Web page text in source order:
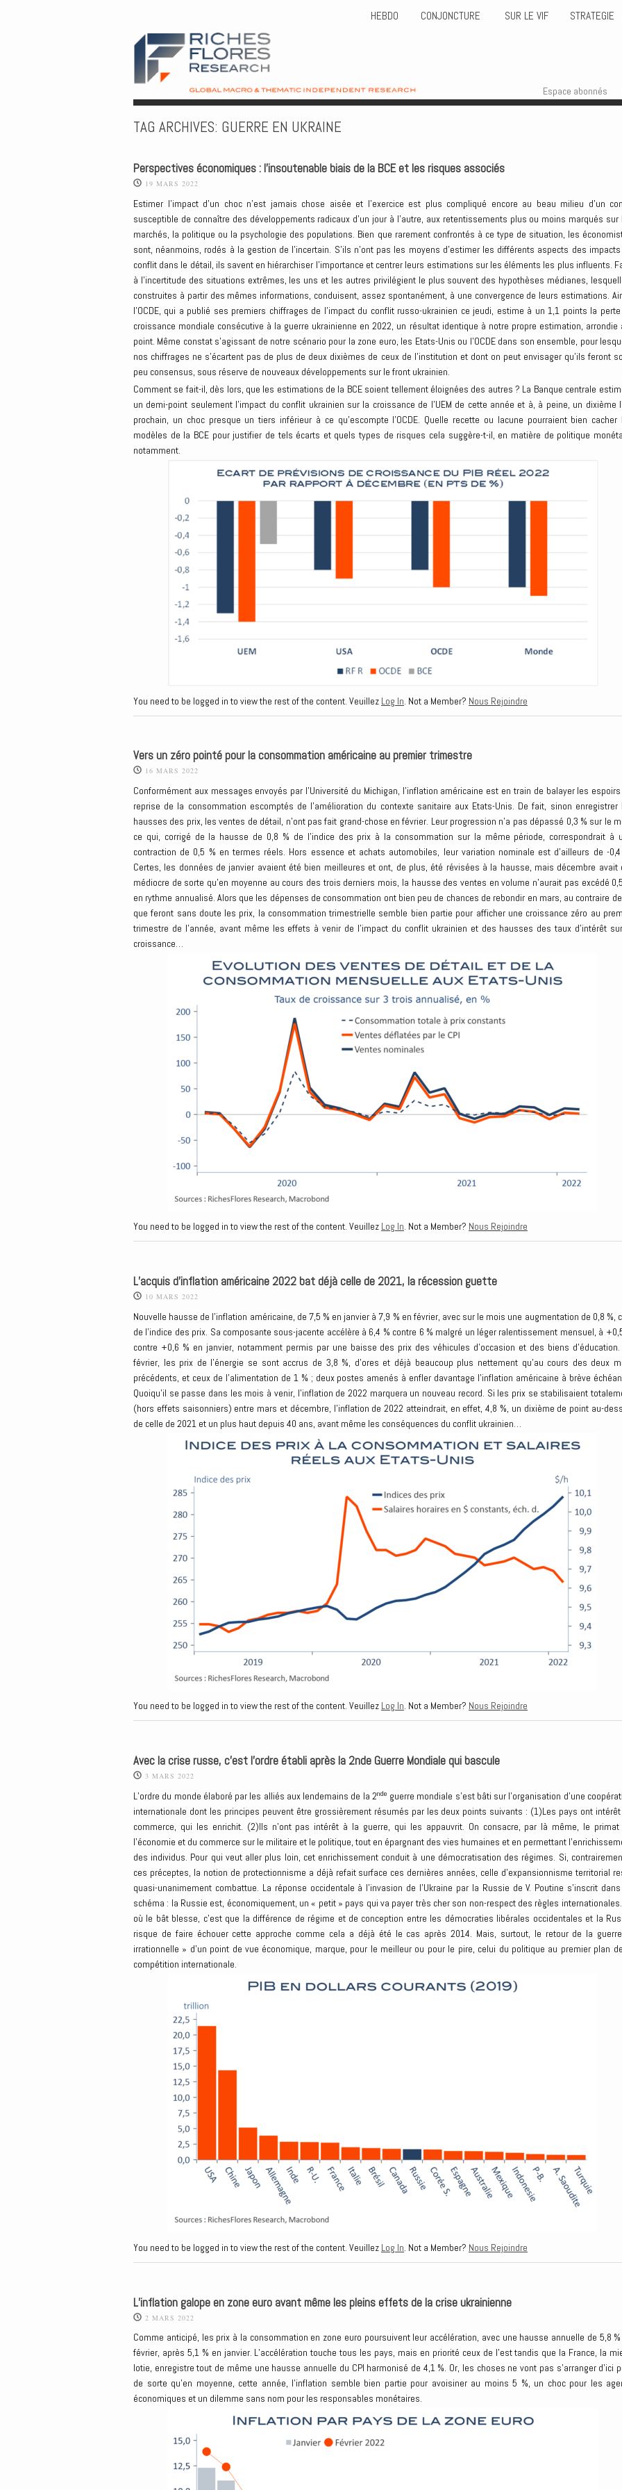
HEBDO CONJONCTURE SUR LE VIF STRATEGIE
Menu
Skip to content
Espace abonnés
TAG ARCHIVES: GUERRE EN UKRAINE
Perspectives économiques : l’insoutenable biais de la BCE et les risques associés
19 MARS 2022
Estimer l’impact d’un choc n’est jamais chose aisée et l’exercice est plus compliqué encore au beau milieu d’un
susceptible de connaître des développements radicaux d’un jour à l’autre, aux retentissements plus ou moins marqués sur
marchés, la politique ou la psychologie des populations. Bien que rarement confrontés à ce type de situation, les
sont, néanmoins, rodés à la gestion de l’incertain. S’ils n’ont pas les moyens d’estimer les différents aspects des
conflit dans le détail, ils savent en hiérarchiser l’importance et centrer leurs estimations sur les éléments les plus influents.
à l’incertitude des situations extrêmes, les uns et les autres privilégient le plus souvent des hypothèses médianes,
construites à partir des mêmes informations, conduisent, assez spontanément, à une convergence de leurs estimations.
l’OCDE, qui a publié ses premiers chiffrages de l’impact du conflit russo-ukrainien ce jeudi, estime à un 1,1 points la
croissance mondiale consécutive à la guerre ukrainienne en 2022, un résultat identique à notre propre estimation, arrondie
point. Même constat s’agissant de notre scénario pour la zone euro, les Etats-Unis ou l’OCDE dans son ensemble, pour
nos chiffrages ne s’écartent pas de plus de deux dixièmes de ceux de l’institution et dont on peut envisager qu’ils feront
peu consensus, sous réserve de nouveaux développements sur le front ukrainien.
Comment se fait-il, dès lors, que les estimations de la BCE soient tellement éloignées des autres ? La Banque centrale
un demi-point seulement l’impact du conflit ukrainien sur la croissance de l’UEM de cette année et à, à peine, un dixième
prochain, un choc presque un tiers inférieur à ce qu’escompte l’OCDE. Quelle recette ou lacune pourraient bien cacher
modèles de la BCE pour justifier de tels écarts et quels types de risques cela suggère-t-il, en matière de politique
notamment.
You need to be logged in to view the rest of the content. Veuillez Log In . Not a Member? Nous Rejoindre
Vers un zéro pointé pour la consommation américaine au premier trimestre
16 MARS 2022
Conformément aux messages envoyés par l’Université du Michigan, l’inflation américaine est en train de balayer les
reprise de la consommation escomptés de l’amélioration du contexte sanitaire aux Etats-Unis. De fait, sinon enregistrer
hausses des prix, les ventes de détail, n’ont pas fait grand-chose en février. Leur progression n’a pas dépassé 0,3 % sur le
ce qui, corrigé de la hausse de 0,8 % de l’indice des prix à la consommation sur la même période, correspondrait à
contraction de 0,5 % en termes réels. Hors essence et achats automobiles, leur variation nominale est d’ailleurs de -0,4
Certes, les données de janvier avaient été bien meilleures et ont, de plus, été révisées à la hausse, mais décembre avait
médiocre de sorte qu’en moyenne au cours des trois derniers mois, la hausse des ventes en volume n’aurait pas excédé
en rythme annualisé. Alors que les dépenses de consommation ont bien peu de chances de rebondir en mars, au contraire
que feront sans doute les prix, la consommation trimestrielle semble bien partie pour afficher une croissance zéro au
trimestre de l’année, avant même les effets à venir de l’impact du conflit ukrainien et des hausses des taux d’intérêt
croissance…
You need to be logged in to view the rest of the content. Veuillez Log In. Not a Member? Nous Rejoindre
L’acquis d’inflation américaine 2022 bat déjà celle de 2021, la récession guette
10 MARS 2022
Nouvelle hausse de l’inflation américaine, de 7,5 % en janvier à 7,9 % en février, avec sur le mois une augmentation de 0,8 %,
de l’indice des prix. Sa composante sous-jacente accélère à 6,4 % contre 6 % malgré un léger ralentissement mensuel, à
contre +0,6 % en janvier, notamment permis par une baisse des prix des véhicules d’occasion et des biens d’éducation.
février, les prix de l’énergie se sont accrus de 3,8 %, d’ores et déjà beaucoup plus nettement qu’au cours des deux
précédents, et ceux de l’alimentation de 1 % ; deux postes amenés à enfler davantage l’inflation américaine à brève
Quoiqu’il se passe dans les mois à venir, l’inflation de 2022 marquera un nouveau record. Si les prix se stabilisaient
(hors effets saisonniers) entre mars et décembre, l’inflation de 2022 atteindrait, en effet, 4,8 %, un dixième de point au-
de celle de 2021 et un plus haut depuis 40 ans, avant même les conséquences du conflit ukrainien…
You need to be logged in to view the rest of the content. Veuillez Log In. Not a Member? Nous Rejoindre
Avec la crise russe, c’est l’ordre établi après la 2nde Guerre Mondiale qui bascule
3 MARS 2022
L’ordre du monde élaboré par les alliés aux lendemains de la 2nde guerre mondiale s’est bâti sur l’organisation d’une
internationale dont les principes peuvent être grossièrement résumés par les deux points suivants : (1)Les pays ont
commerce, qui les enrichit. (2)Ils n’ont pas intérêt à la guerre, qui les appauvrit. On consacre, par là même, le primat
l’économie et du commerce sur le militaire et le politique, tout en épargnant des vies humaines et en permettant
des individus. Pour qui veut aller plus loin, cet enrichissement conduit à une démocratisation des régimes. Si,
ces préceptes, la notion de protectionnisme a déjà refait surface ces dernières années, celle d’expansionnisme territorial
quasi-unanimement combattue. La réponse occidentale à l’invasion de l’Ukraine par la Russie de V. Poutine s’inscrit
schéma : la Russie est, économiquement, un « petit » pays qui va payer très cher son non-respect des règles
où le bât blesse, c’est que la différence de régime et de conception entre les démocraties libérales occidentales et la
risque de faire échouer cette approche comme cela a déjà été le cas après 2014. Mais, surtout, le retour de la
irrationnelle » d’un point de vue économique, marque, pour le meilleur ou pour le pire, celui du politique au premier plan
compétition internationale.
You need to be logged in to view the rest of the content. Veuillez Log In. Not a Member? Nous Rejoindre
L’inflation galope en zone euro avant même les pleins effets de la crise ukrainienne
2 MARS 2022
Comme anticipé, les prix à la consommation en zone euro poursuivent leur accélération, avec une hausse annuelle de 5,8
février, après 5,1 % en janvier. L’accélération touche tous les pays, mais en priorité ceux de l’est tandis que la France, la
lotie, enregistre tout de même une hausse annuelle du CPI harmonisé de 4,1 %. Or, les choses ne vont pas s’arranger d’ici
de sorte qu’en moyenne, cette année, l’inflation semble bien partie pour avoisiner au moins 5 %, un choc pour les
économiques et un dilemme sans nom pour les responsables monétaires.